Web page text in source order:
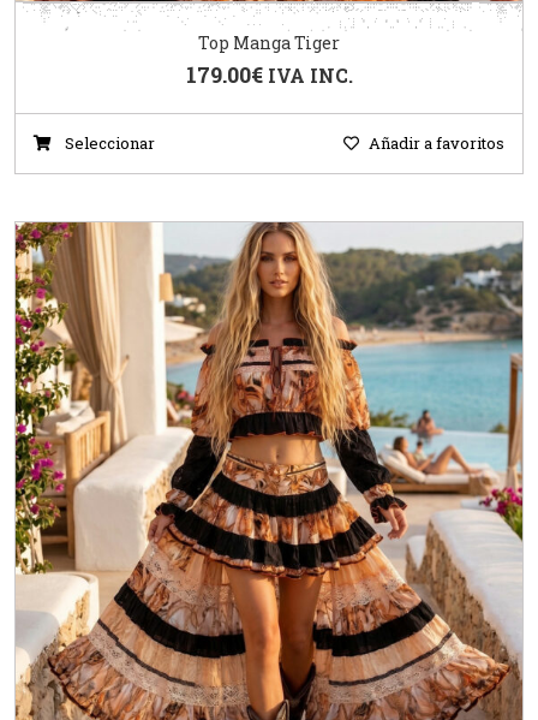
Top Manga Tiger
179.00€ IVA INC.
Seleccionar Añadir a favoritos